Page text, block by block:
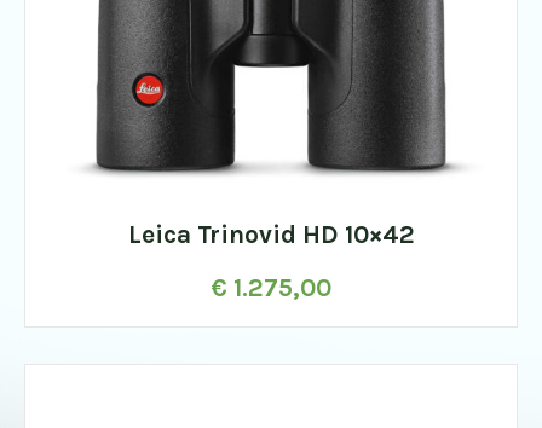
Leica Trinovid HD 10×42
€ 1.275,00